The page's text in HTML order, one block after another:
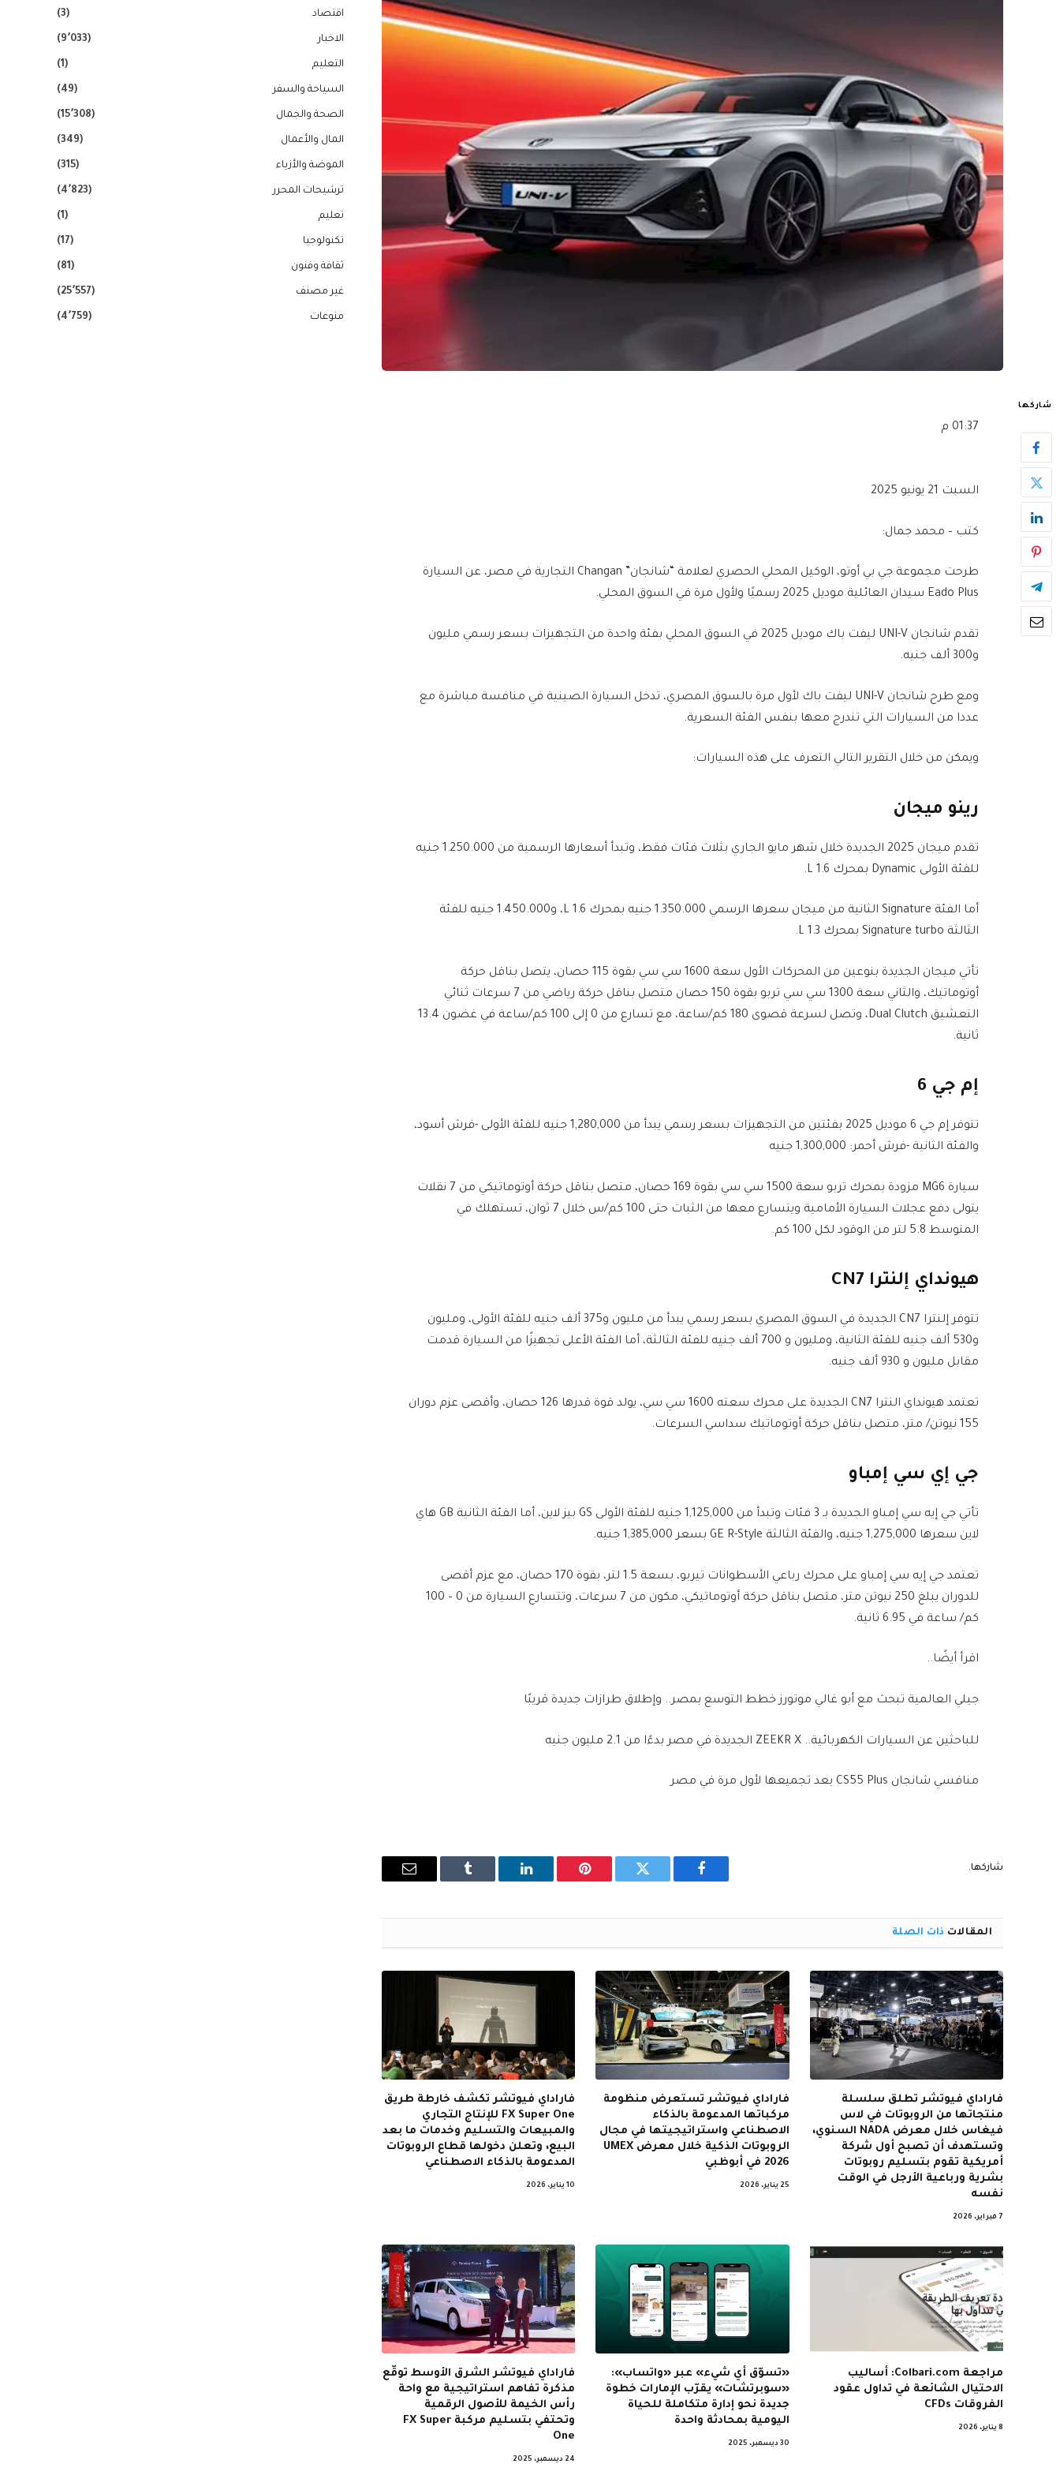
شاركها
01:37 م
السبت 21 يونيو 2025
كتب – محمد جمال:
طرحت مجموعة جي بي أوتو، الوكيل المحلي الحصري لعلامة “شانجان” Changan التجارية في مصر، عن السيارة
Eado Plus سيدان العائلية موديل 2025 رسميًا ولأول مرة في السوق المحلي.
تقدم شانجان UNI-V ليفت باك موديل 2025 في السوق المحلي بفئة واحدة من التجهيزات بسعر رسمي مليون
و300 ألف جنيه.
ومع طرح شانجان UNI-V ليفت باك لأول مرة بالسوق المصري، تدخل السيارة الصينية في منافسة مباشرة مع
عددا من السيارات التي تندرج معها بنفس الفئة السعرية.
ويمكن من خلال التقرير التالي التعرف على هذه السيارات:
رينو ميجان
تقدم ميجان 2025 الجديدة خلال شهر مايو الجاري بثلاث فئات فقط، وتبدأ أسعارها الرسمية من 1.250.000 جنيه
للفئة الأولى Dynamic بمحرك 1.6 L.
أما الفئة Signature الثانية من ميجان سعرها الرسمي 1.350.000 جنيه بمحرك 1.6 L، و1.450.000 جنيه للفئة
الثالثة Signature turbo بمحرك 1.3 L.
تأتي ميجان الجديدة بنوعين من المحركات الأول سعة 1600 سي سي بقوة 115 حصان، يتصل بناقل حركة
أوتوماتيك، والثاني سعة 1300 سي سي تربو بقوة 150 حصان متصل بناقل حركة رياضي من 7 سرعات ثنائي
التعشيق Dual Clutch، وتصل لسرعة قصوى 180 كم/ساعة، مع تسارع من 0 إلى 100 كم/ساعة في غضون 13.4
ثانية.
إم جي 6
تتوفر إم جي 6 موديل 2025 بفئتين من التجهيزات بسعر رسمي يبدأ من 1,280,000 جنيه للفئة الأولى -فرش أسود،
والفئة الثانية -فرش أحمر: 1,300,000 جنيه
سيارة MG6 مزودة بمحرك تربو سعة 1500 سي سي بقوة 169 حصان، متصل بناقل حركة أوتوماتيكي من 7 نقلات
يتولى دفع عجلات السيارة الأمامية ويتسارع معها من الثبات حتى 100 كم/س خلال 7 ثوان، تستهلك في
المتوسط 5.8 لتر من الوقود لكل 100 كم.
هيونداي إلنترا CN7
تتوفر إلنترا CN7 الجديدة في السوق المصري بسعر رسمي يبدأ من مليون و375 ألف جنيه للفئة الأولى، ومليون
و530 ألف جنيه للفئة الثانية، ومليون و 700 ألف جنيه للفئة الثالثة، أما الفئة الأعلى تجهيزًا من السيارة قدمت
مقابل مليون و 930 ألف جنيه.
تعتمد هيونداي النترا CN7 الجديدة على محرك سعته 1600 سي سي، يولد قوة قدرها 126 حصان، وأقصى عزم دوران
155 نيوتن/ متر، متصل بناقل حركة أوتوماتيك سداسي السرعات.
جي إي سي إمباو
تأتي جي إيه سي إمباو الجديدة بـ 3 فئات وتبدأ من 1,125,000 جنيه للفئة الأولى GS بيز لاين، أما الفئة الثانية GB هاي
لاين سعرها 1,275,000 جنيه، والفئة الثالثة GE R-Style بسعر 1,385,000 جنيه.
تعتمد جي إيه سي إمباو على محرك رباعي الأسطوانات تيربو، بسعة 1.5 لتر، بقوة 170 حصان، مع عزم أقصى
للدوران يبلغ 250 نيوتن متر، متصل بناقل حركة أوتوماتيكي، مكون من 7 سرعات، وتتسارع السيارة من 0 – 100
كم/ ساعة في 6.95 ثانية.
اقرأ أيضًا..
جيلي العالمية تبحث مع أبو غالي موتورز خطط التوسع بمصر.. وإطلاق طرازات جديدة قريبًا
للباحثين عن السيارات الكهربائية.. ZEEKR X الجديدة في مصر بدءًا من 2.1 مليون جنيه
منافسي شانجان CS55 Plus بعد تجميعها لأول مرة في مصر
شاركها.
فيسبوك تويتر بينتيريستلينكدإن Tumblr
البريد
المقالات ذات الصلة
فاراداي فيوتشر تطلق سلسلة
منتجاتها من الروبوتات في لاس
فيغاس خلال معرض NADA السنوي،
وتستهدف أن تصبح أول شركة
أمريكية تقوم بتسليم روبوتات
بشرية ورباعية الأرجل في الوقت
نفسه
7 فبراير، 2026
فاراداي فيوتشر تستعرض منظومة
مركباتها المدعومة بالذكاء
الاصطناعي واستراتيجيتها في مجال
الروبوتات الذكية خلال معرض UMEX
2026 في أبوظبي
25 يناير، 2026
فاراداي فيوتشر تكشف خارطة طريق
FX Super One للإنتاج التجاري
والمبيعات والتسليم وخدمات ما بعد
البيع، وتعلن دخولها قطاع الروبوتات
المدعومة بالذكاء الاصطناعي
10 يناير، 2026
مراجعة Colbari.com: أساليب
الاحتيال الشائعة في تداول عقود
الفروقات CFDs
8 يناير، 2026
«تسوّق أي شيء» عبر «واتساب»:
«سوبرتشات» يقرّب الإمارات خطوة
جديدة نحو إدارة متكاملة للحياة
اليومية بمحادثة واحدة
30 ديسمبر، 2025
فاراداي فيوتشر الشرق الأوسط توقّع
مذكرة تفاهم استراتيجية مع واحة
رأس الخيمة للأصول الرقمية
وتحتفي بتسليم مركبة FX Super
One
24 ديسمبر، 2025
اقتصاد (3)
الاخبار (9٬033)
التعليم (1)
السياحة والسفر (49)
الصحة والجمال (15٬308)
المال والأعمال (349)
الموضة والأزياء (315)
ترشيحات المحرر (4٬823)
تعليم (1)
تكنولوجيا (17)
ثقافة وفنون (81)
غير مصنف (25٬557)
منوعات (4٬759)